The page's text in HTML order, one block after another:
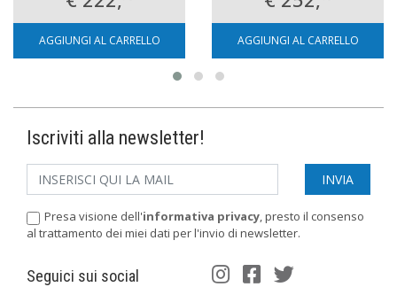
AGGIUNGI AL CARRELLO AGGIUNGI AL CARRELLO
Iscriviti alla newsletter!
Presa visione dell'informativa privacy, presto il consenso
al trattamento dei miei dati per l'invio di newsletter.
Seguici sui social